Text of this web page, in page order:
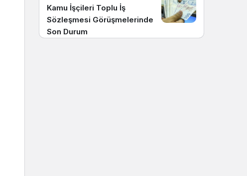
Kamu İşçileri Toplu İş
Sözleşmesi Görüşmelerinde
Son Durum